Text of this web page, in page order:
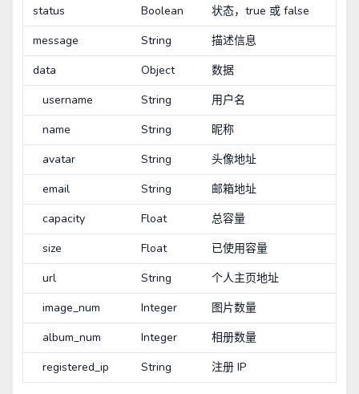
status Boolean
状态，true 或 false
message
String
描述信息
data
Object
数据
username
String
用户名
name
String
昵称
avatar
String
头像地址
email
String
邮箱地址
capacity
Float
总容量
size
Float
已使用容量
url
String
个人主页地址
image_num
Integer
图片数量
album_num
Integer
相册数量
registered_ip
String 注册 IP